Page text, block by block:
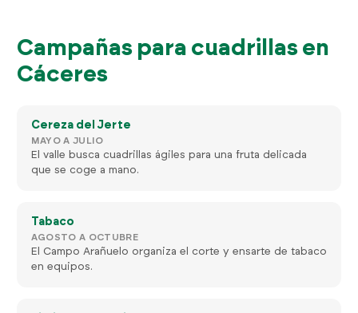
Campañas para cuadrillas en
Cáceres
Cereza del Jerte
MAYO A JULIO
El valle busca cuadrillas ágiles para una fruta delicada
que se coge a mano.
Tabaco
AGOSTO A OCTUBRE
El Campo Arañuelo organiza el corte y ensarte de tabaco
en equipos.